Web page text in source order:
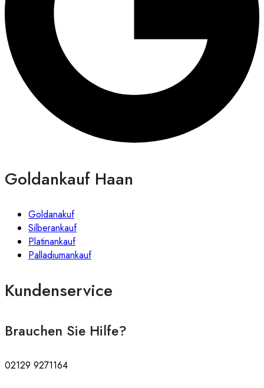
Goldankauf Haan
Goldanakuf
Silberankauf
Platinankauf
Palladiumankauf
Kundenservice
Brauchen Sie Hilfe?
02129 9271164